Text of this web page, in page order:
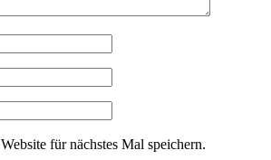
für nächstes Mal speichern.